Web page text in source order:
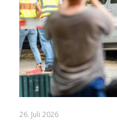
26. Juli 2026